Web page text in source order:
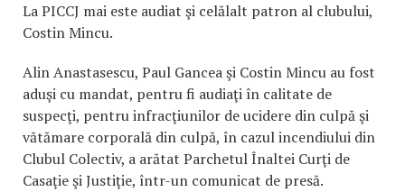
La PICCJ mai este audiat şi celălalt patron al clubului,
Costin Mincu.
Alin Anastasescu, Paul Gancea şi Costin Mincu au fost
aduşi cu mandat, pentru fi audiaţi în calitate de
suspecţi, pentru infracţiunilor de ucidere din culpă şi
vătămare corporală din culpă, în cazul incendiului din
Clubul Colectiv, a arătat Parchetul Înaltei Curţi de
Casaţie şi Justiţie, într-un comunicat de presă.